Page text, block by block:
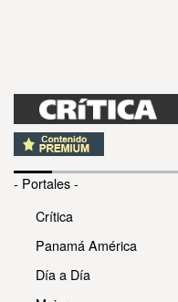
- Portales -
Crítica
Panamá América
Día a Día